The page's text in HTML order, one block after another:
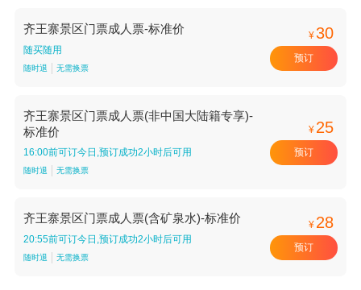
齐王寨景区门票成人票-标准价
随买随用
随时退 无需换票
¥30
预订
齐王寨景区门票成人票(非中国大陆籍专享)-
标准价
16:00前可订今日,预订成功2小时后可用
随时退 无需换票
¥ 25
预订
齐王寨景区门票成人票(含矿泉水)-标准价
20:55前可订今日,预订成功2小时后可用
随时退 无需换票
¥ 28
预订